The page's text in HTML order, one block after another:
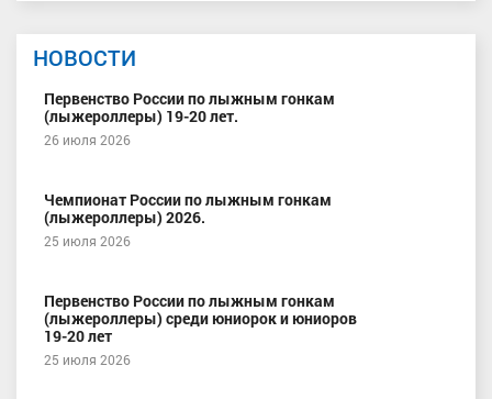
НОВОСТИ
Первенство России по лыжным гонкам
(лыжероллеры) 19-20 лет.
26 июля 2026
Чемпионат России по лыжным гонкам
(лыжероллеры) 2026.
25 июля 2026
Первенство России по лыжным гонкам
(лыжероллеры) среди юниорок и юниоров
19-20 лет
25 июля 2026